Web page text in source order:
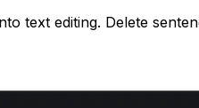
text editing. Delete